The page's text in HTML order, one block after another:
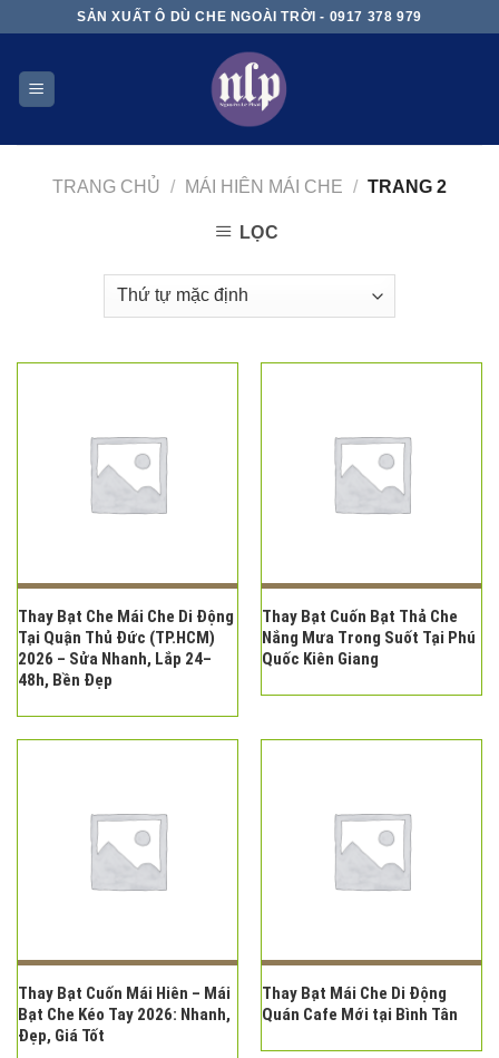
content
SẢN XUẤT Ô DÙ CHE NGOÀI TRỜI - 0917 378 979
TRANG CHỦ / MÁI HIÊN MÁI CHE / TRANG 2
LỌC
Thay Bạt Che Mái Che Di Động
Tại Quận Thủ Đức (TP.HCM)
2026 – Sửa Nhanh, Lắp 24–
48h, Bền Đẹp
Thay Bạt Cuốn Bạt Thả Che
Nắng Mưa Trong Suốt Tại Phú
Quốc Kiên Giang
Thay Bạt Cuốn Mái Hiên – Mái
Bạt Che Kéo Tay 2026: Nhanh,
Đẹp, Giá Tốt
Thay Bạt Mái Che Di Động
Quán Cafe Mới tại Bình Tân